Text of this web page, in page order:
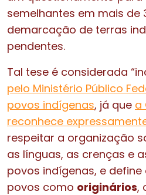
semelhantes em mais de
demarcação de terras
pendentes.
Tal tese é considerada
pelo Ministério Público
povos indígenas, já que a
reconhece
respeitar a organização
as línguas, as crenças e
povos indígenas, e
povos como originários,